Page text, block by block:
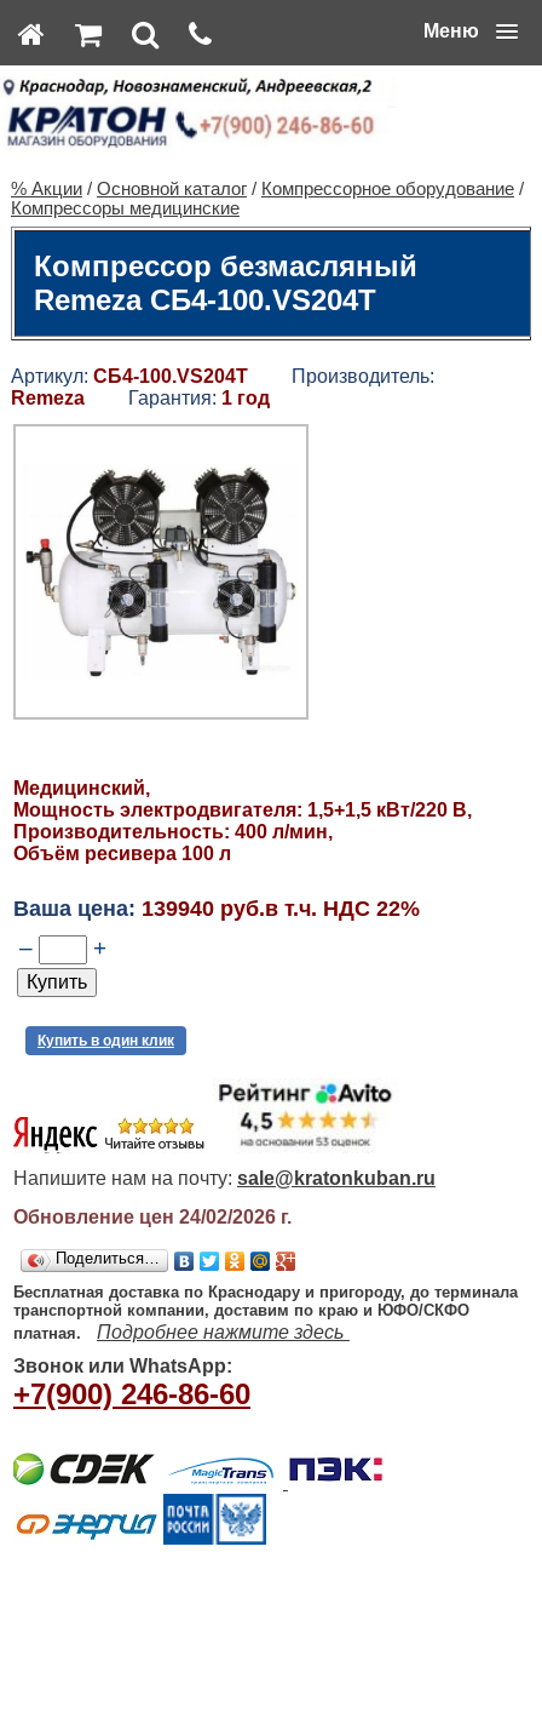
Меню
% Акции/ Основной каталог/ Компрессорное оборудование/
Компрессоры медицинские
Компрессор безмасляный
Remeza СБ4-100.VS204Т
Артикул: СБ4-100.VS204ТПроизводитель:
RemezaГарантия: 1 год
Медицинский,
Мощность электродвигателя: 1,5+1,5 кВт/220 В,
Производительность: 400 л/мин,
Объём ресивера 100 л
Ваша цена: 139940 руб.в т.ч. НДС 22%
– +
Купить в один клик
Напишите нам на почту: sale@kratonkuban.ru
Обновление цен 24/02/2026г.
Поделиться…
Бесплатная доставка по Краснодару и пригороду, до терминала
транспортной компании, доставим по краю и ЮФО/СКФО
платная.
Подробнее нажмите здесь
Звонок или WhatsApp:
+7(900) 246-86-60